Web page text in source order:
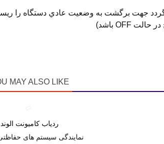
MAY ALSO LIKE
دوست داشتن
ردیاب کامیونت الوند
نمایندگی سیستم های